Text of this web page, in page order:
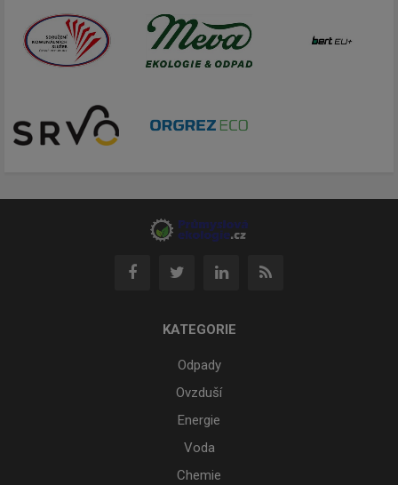
KATEGORIE
Odpady
Ovzduší
Energie
Voda
Chemie